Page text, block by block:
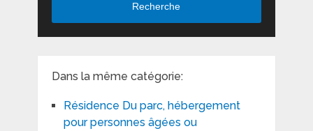
Recherche
Dans la même catégorie:
Résidence Du parc, hébergement
pour personnes âgées ou